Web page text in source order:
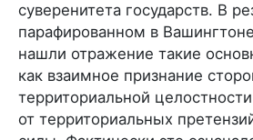
суверенитета государств. В
парафированном в
нашли отражение такие
как взаимное признание
территориальной
от территориальных